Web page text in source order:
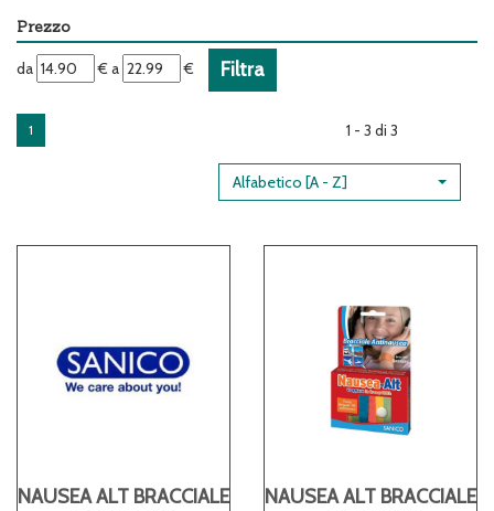
Prezzo
filtra
da
da €
filtra
a
a €
1 1 - 3 di 3
Alfabetico [A - Z]
NAUSEA ALT BRACCIALE
NAUSEA ALT BRACCIALE